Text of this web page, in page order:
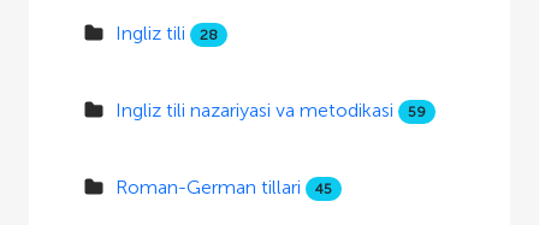
Ingliz tili 28
Ingliz tili nazariyasi va metodikasi 59
Roman-German tillari 45